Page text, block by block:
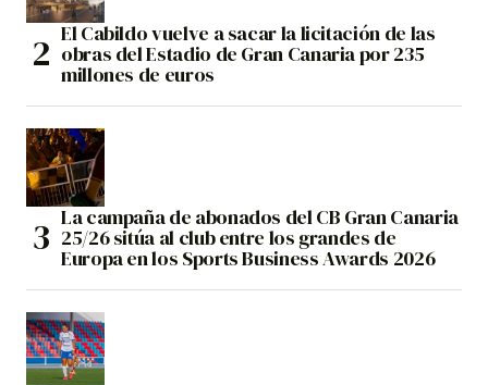
El Cabildo vuelve a sacar la licitación de las
obras del Estadio de Gran Canaria por 235
millones de euros
La campaña de abonados del CB Gran Canaria
25/26 sitúa al club entre los grandes de
Europa en los Sports Business Awards 2026